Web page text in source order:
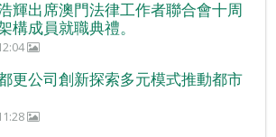
輝出席澳門法律工作者聯合會十周
構成員就職典禮。
更公司創新探索多元模式推動都市